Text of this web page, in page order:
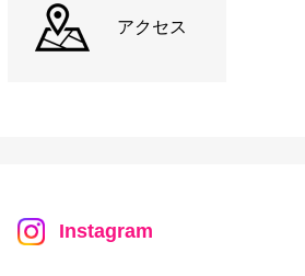
アクセス
Instagram